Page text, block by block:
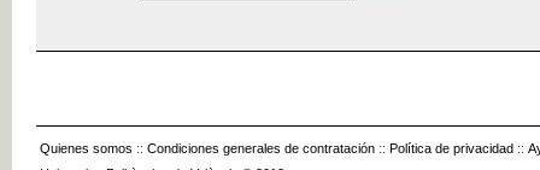
Quienes somos :: Condiciones generales de contratación :: Política de privacidad ::